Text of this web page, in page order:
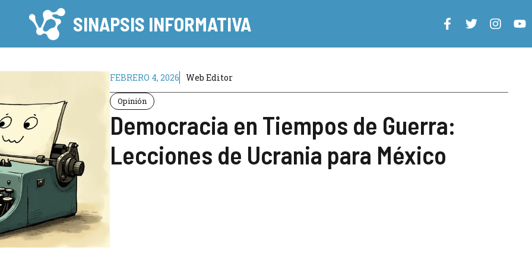
SINAPSIS INFORMATIVA
FEBRERO 4, 2026 Web Editor
Opinión
Democracia en Tiempos de Guerra:
Lecciones de Ucrania para México